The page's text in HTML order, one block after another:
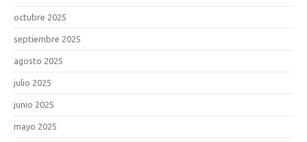
octubre 2025
septiembre 2025
agosto 2025
julio 2025
junio 2025
mayo 2025